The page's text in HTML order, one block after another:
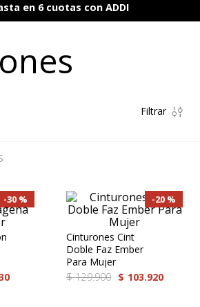
en 6 cuotas con ADDI
Filtrar
30 % 20 %
Cinturones Cint
Doble Faz Ember
Para Mujer
$ 129.900 $ 103.920